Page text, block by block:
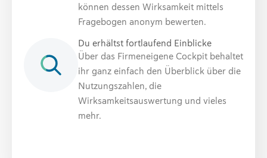
können dessen Wirksamkeit mittels
Fragebogen anonym bewerten.
Du erhältst fortlaufend Einblicke
Über das Firmeneigene Cockpit behaltet
ihr ganz einfach den Überblick über die
Nutzungszahlen, die
Wirksamkeitsauswertung und vieles
mehr.